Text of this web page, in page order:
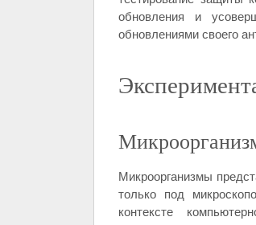
обновления и
обновлениями своего
Микроорганизмы
только под
контексте